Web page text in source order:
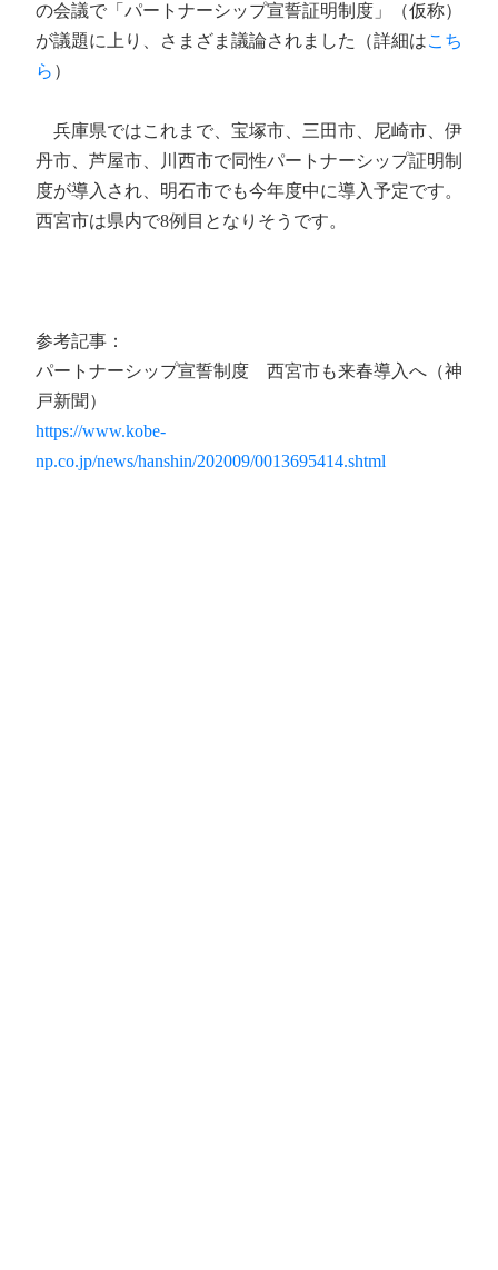
の会議で「パートナーシップ宣誓証明制度」（仮称）
が議題に上り、さまざま議論されました（詳細はこち
ら ）
兵庫県ではこれまで、宝塚市、三田市、尼崎市、伊
丹市、芦屋市、川西市で同性パートナーシップ証明制
度が導入され、明石市でも今年度中に導入予定です。
西宮市は県内で8例目となりそうです。
参考記事：
パートナーシップ宣誓制度 西宮市も来春導入へ（神
戸新聞）
https://www.kobe-
np.co.jp/news/hanshin/202009/0013695414.shtml